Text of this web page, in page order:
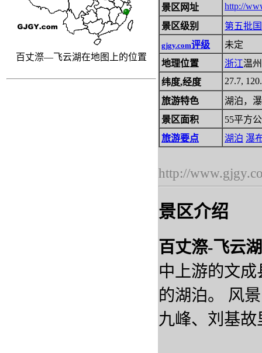
百丈漈―飞云湖在地图上的位置
景区网址
http://
景区级别
第五批
gjgy.com评级
未定
地理位置
浙江温
纬度,经度
27.7,
旅游特色
湖泊，
景区面积
55平方
旅游要点
湖泊 瀑
http://
景区介绍
百丈漈-飞云湖
中上游的文
的湖泊。 风
九峰、刘基